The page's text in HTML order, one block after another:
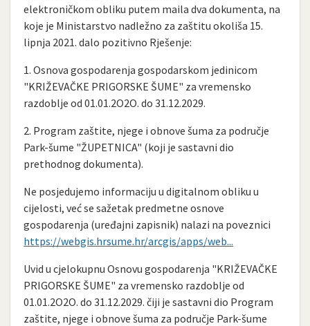
elektroničkom obliku putem maila dva dokumenta, na
koje je Ministarstvo nadležno za zaštitu okoliša 15.
lipnja 2021. dalo pozitivno Rješenje:
1. Osnova gospodarenja gospodarskom jedinicom
"KRIŽEVAČKE PRIGORSKE ŠUME" za vremensko
razdoblje od 01.01.2O2O. do 31.12.2029.
2. Program zaštite, njege i obnove šuma za područje
Park-šume "ŽUPETNICA" (koji je sastavni dio
prethodnog dokumenta).
Ne posjedujemo informaciju u digitalnom obliku u
cijelosti, već se sažetak predmetne osnove
gospodarenja (uređajni zapisnik) nalazi na poveznici
https://webgis.hrsume.hr/arcgis/apps/web...
Uvid u cjelokupnu Osnovu gospodarenja "KRIŽEVAČKE
PRIGORSKE ŠUME" za vremensko razdoblje od
01.01.2O2O. do 31.12.2029. čiji je sastavni dio Program
zaštite, njege i obnove šuma za područje Park-šume